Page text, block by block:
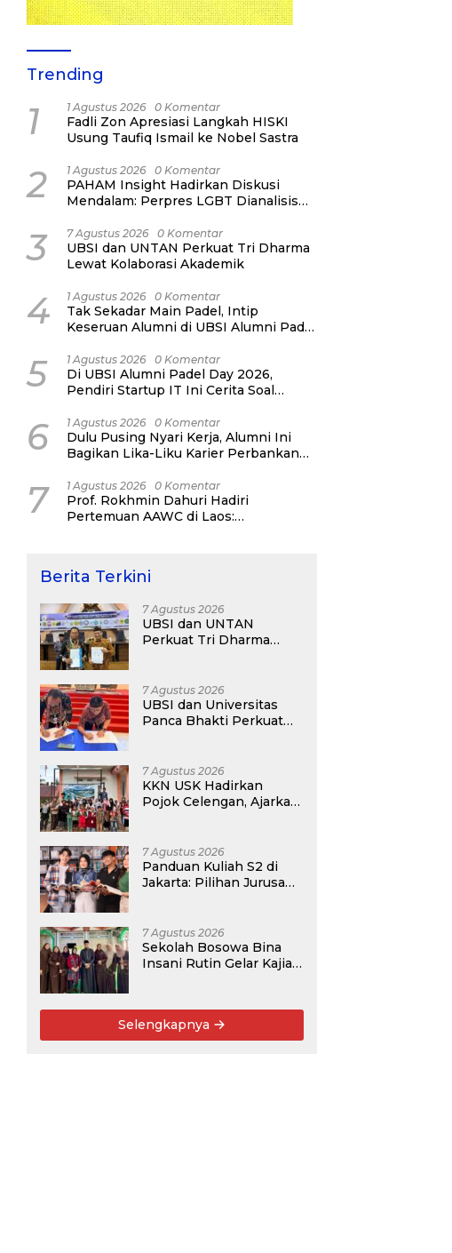
Trending
1 1 Agustus 2026 0 Komentar
Fadli Zon Apresiasi Langkah HISKI
Usung Taufiq Ismail ke Nobel Sastra
2 1 Agustus 2026 0 Komentar
PAHAM Insight Hadirkan Diskusi
Mendalam: Perpres LGBT Dianalisis
Bukan Ancaman Individual
3 7 Agustus 2026 0 Komentar
UBSI dan UNTAN Perkuat Tri Dharma
Lewat Kolaborasi Akademik
4 1 Agustus 2026 0 Komentar
Tak Sekadar Main Padel, Intip
Keseruan Alumni di UBSI Alumni Padel
5 1 Agustus 2026 0 Komentar
Di UBSI Alumni Padel Day 2026,
Pendiri Startup IT Ini Cerita Soal
Network Alumni
6 1 Agustus 2026 0 Komentar
Dulu Pusing Nyari Kerja, Alumni Ini
Bagikan Lika-Liku Karier Perbankan
Day 2026
7 1 Agustus 2026 0 Komentar
Prof. Rokhmin Dahuri Hadiri
Pertemuan AAWC di Laos:
Berita Terkini
7 Agustus 2026
UBSI dan UNTAN
Perkuat Tri Dharma
7 Agustus 2026
UBSI dan Universitas
Panca Bhakti Perkuat
7 Agustus 2026
KKN USK Hadirkan
Pojok Celengan, Ajarkan
7 Agustus 2026
Panduan Kuliah S2 di
Jakarta: Pilihan Jurusan,
7 Agustus 2026
Sekolah Bosowa Bina
Insani Rutin Gelar Kajian
Umum
Selengkapnya